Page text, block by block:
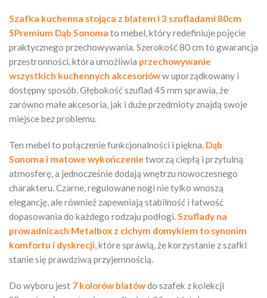
Szafka kuchenna stojąca z blatem i 3 szufladami 80cm
SPremium Dąb Sonoma to mebel, który redefiniuje pojęcie
praktycznego przechowywania. Szerokość 80 cm to gwarancja
przestronności, która umożliwia przechowywanie
wszystkich kuchennych akcesorióww uporządkowany i
dostępny sposób. Głębokość szuflad 45 mm sprawia, że
zarówno małe akcesoria, jak i duże przedmioty znajdą swoje
miejsce bez problemu.
Ten mebel to połączenie funkcjonalności i piękna. Dąb
Sonoma i matowe wykończenie tworzą ciepłą i przytulną
atmosferę, a jednocześnie dodają wnętrzu nowoczesnego
charakteru. Czarne, regulowane nogi nie tylko wnoszą
elegancję, ale również zapewniają stabilność i łatwość
dopasowania do każdego rodzaju podłogi. Szuflady na
prowadnicach Metalbox z cichym domykiem to synonim
komfortu i dyskrecji , które sprawią, że korzystanie z szafki
stanie się prawdziwą przyjemnością.
Do wyboru jest 7 kolorów blatówdo szafek z kolekcji